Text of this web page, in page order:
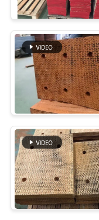
নিয়ন্ত্রণ
যোগাযোগ
করুন
উদ্ধৃতির
জন্য
আবেদন
সাইট
ম্যাপ